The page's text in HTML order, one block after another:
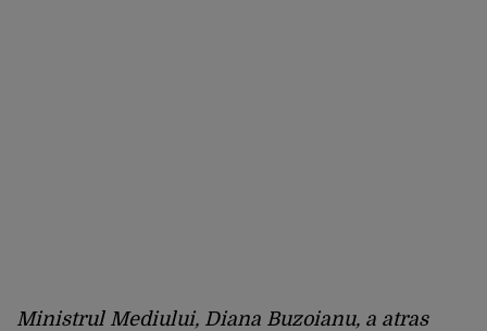
Ministrul Mediului, Diana Buzoianu, a atras